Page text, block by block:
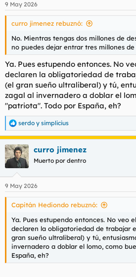
e
s
9 May 2026
curro jimenez rebuznó:
No. Mientras tengas dos millones de
no puedes dejar entrar tres millones
Ya. Pues estupendo entonces. No
declaren la obligatoriedad de
(el gran sueño ultraliberal) y tú,
zagal al invernadero a doblar el
"patriota". Todo por España, eh?
R
e
a
c
c
e
s
serdo y simplicius
curro jimenez
Muerto por dentro
9 May 2026
Capitán Hediondo rebuznó:
Ya. Pues estupendo entonces. No veo
declaren la obligatoriedad de trabajar
gran sueño ultraliberal) y tú,
invernadero a doblar el lomo, como
España, eh?